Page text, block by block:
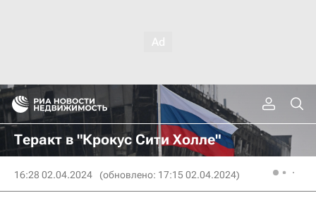
Теракт в "Крокус Сити Холле"
16:28 02.04.2024 (обновлено: 17:15 02.04.2024)